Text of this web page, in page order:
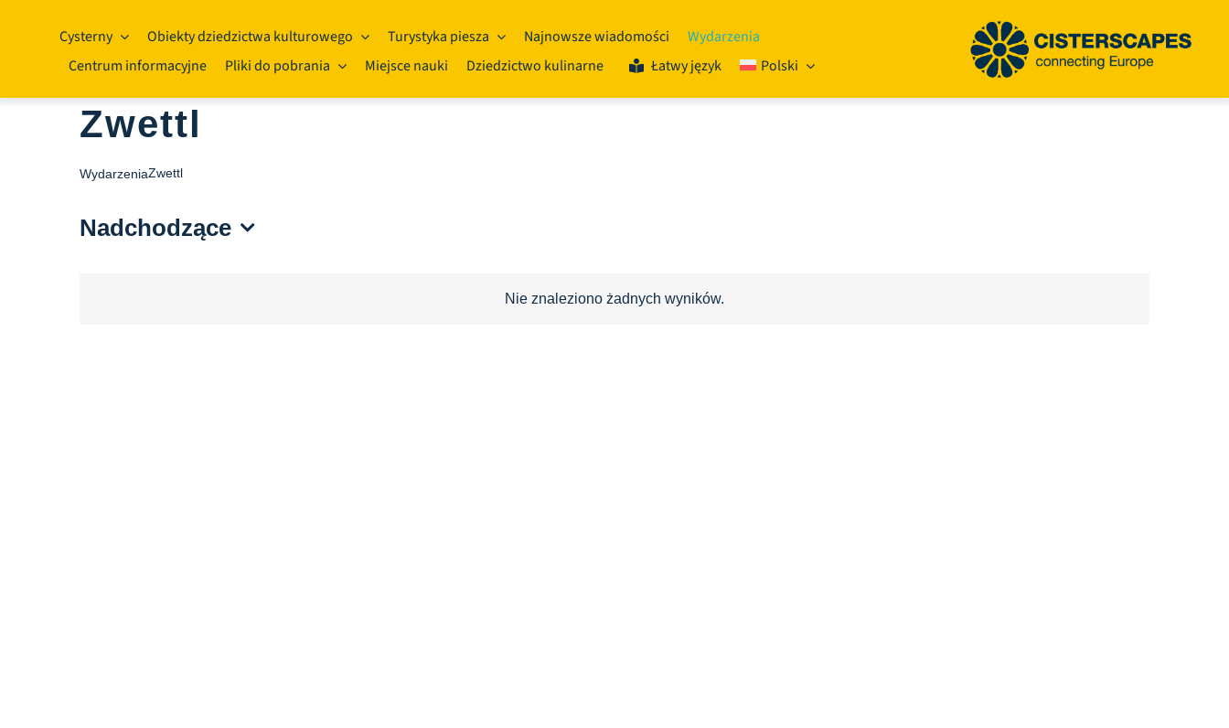
Cysterny Obiekty dziedzictwa kulturowego Turystyka piesza Najnowsze wiadomości
Wydarzenia
Centrum informacyjne
Pliki do pobrania Miejsce nauki Dziedzictwo kulinarne Łatwy język Polski
Powiadomienie
Nie znaleziono żadnych wyników.
Zwettl
WydarzeniaZwettl
Nadchodzące